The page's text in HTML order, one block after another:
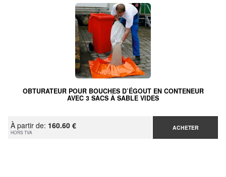
OBTURATEUR POUR BOUCHES D’ÉGOUT EN CONTENEUR
AVEC 3 SACS À SABLE VIDES
À partir de: 160.60 €
HORS TVA
ACHETER